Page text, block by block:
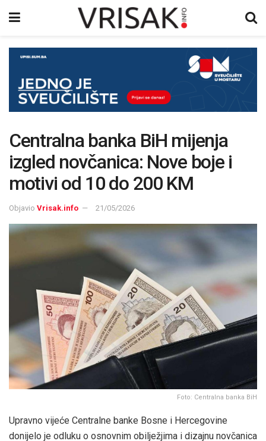
Centralna banka BiH mijenja
izgled novčanica: Nove boje i
motivi od 10 do 200 KM
Objavio Vrisak.info 21/05/2026
Foto: Centralna banka BiH
Upravno vijeće Centralne banke Bosne i Hercegovine
donijelo je odluku o osnovnim obilježjima i dizajnu novčanica